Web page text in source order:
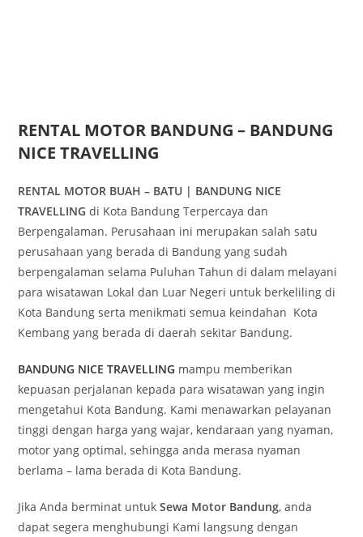
RENTAL MOTOR BANDUNG – BANDUNG
NICE TRAVELLING
RENTAL MOTOR BUAH – BATU | BANDUNG NICE
TRAVELLING di Kota Bandung Terpercaya dan
Berpengalaman. Perusahaan ini merupakan salah satu
perusahaan yang berada di Bandung yang sudah
berpengalaman selama Puluhan Tahun di dalam melayani
para wisatawan Lokal dan Luar Negeri untuk berkeliling di
Kota Bandung serta menikmati semua keindahan Kota
Kembang yang berada di daerah sekitar Bandung.
BANDUNG NICE TRAVELLING mampu memberikan
kepuasan perjalanan kepada para wisatawan yang ingin
mengetahui Kota Bandung. Kami menawarkan pelayanan
tinggi dengan harga yang wajar, kendaraan yang nyaman,
motor yang optimal, sehingga anda merasa nyaman
berlama – lama berada di Kota Bandung.
Jika Anda berminat untukSewa Motor Bandung, anda
dapat segera menghubungi Kami langsung dengan